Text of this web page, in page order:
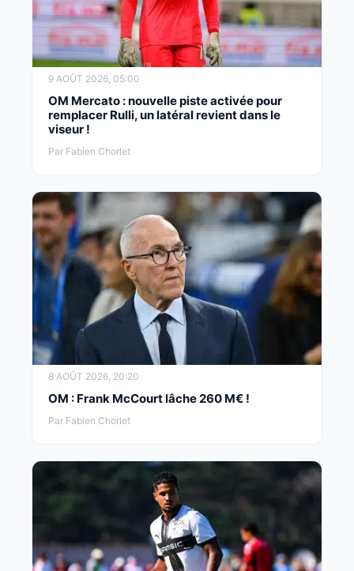
9 AOÛT 2026, 05:00
OM Mercato : nouvelle piste activée pour
remplacer Rulli, un latéral revient dans le
viseur !
Par Fabien Chorlet
8 AOÛT 2026, 20:20
OM : Frank McCourt lâche 260 M€ !
Par Fabien Chorlet